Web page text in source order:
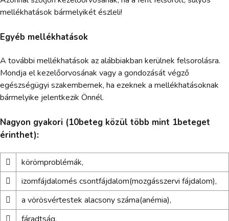
mellékhatások bármelyikét észleli!
Egyéb mellékhatások
A további mellékhatások az alábbiakban kerülnek felsorolásra.
Mondja el kezelőorvosának vagy a gondozását végző
egészségügyi szakembernek, ha ezeknek a mellékhatásoknak
bármelyike jelentkezik Önnél.
Nagyon gyakori (10beteg közül több mint 1beteget
érinthet):

körömproblémák,

izomfájdalomés csontfájdalom(mozgásszervi fájdalom),

a vörösvértestek alacsony száma(anémia),